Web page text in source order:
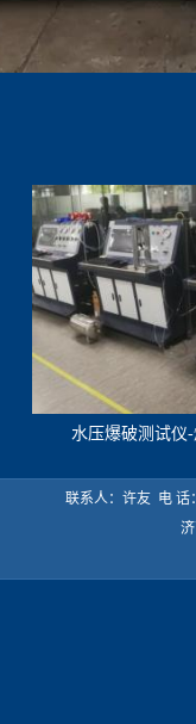
水压爆破测试仪
联系人：许友 电 话